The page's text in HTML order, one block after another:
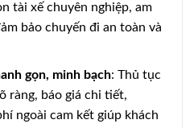
tài xế chuyên nghiệp, am
bảo chuyến đi an toàn và
gọn, minh bạch: Thủ tục
ràng, báo giá chi tiết,
ngoài cam kết giúp khách